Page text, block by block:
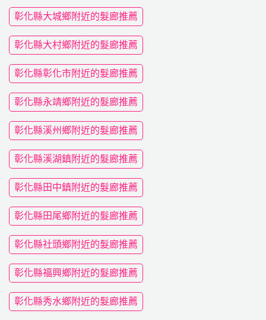
彰化縣大城鄉附近的髮廊推薦
彰化縣大村鄉附近的髮廊推薦
彰化縣彰化市附近的髮廊推薦
彰化縣永靖鄉附近的髮廊推薦
彰化縣溪州鄉附近的髮廊推薦
彰化縣溪湖鎮附近的髮廊推薦
彰化縣田中鎮附近的髮廊推薦
彰化縣田尾鄉附近的髮廊推薦
彰化縣社頭鄉附近的髮廊推薦
彰化縣福興鄉附近的髮廊推薦
彰化縣秀水鄉附近的髮廊推薦